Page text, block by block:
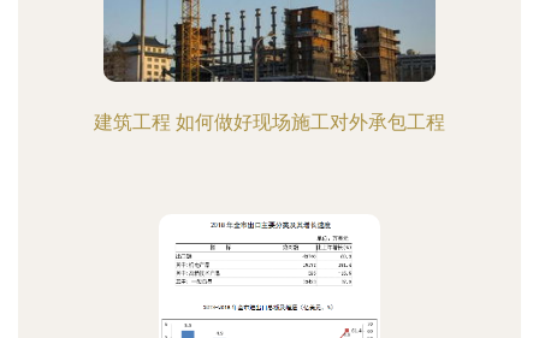
建筑工程 如何做好现场施工对外承包工程